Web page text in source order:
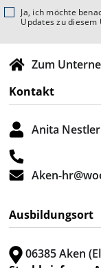
Ja, ich möchte
Updates zu
Zum
Kontakt
Anita Nestler
Aken-
Ausbildungsort
06385 Aken